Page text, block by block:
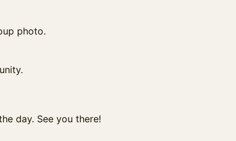
photo.
day. See you there!